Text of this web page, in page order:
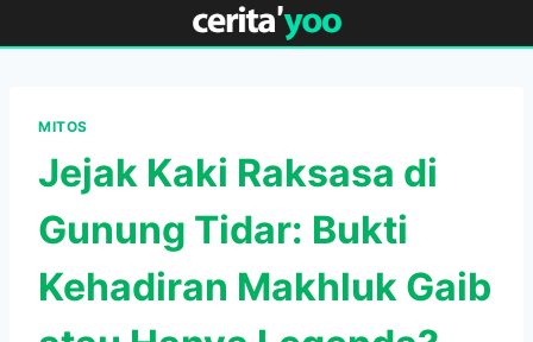
to
MITOS
Jejak Kaki Raksasa di
Gunung Tidar: Bukti
Kehadiran Makhluk Gaib